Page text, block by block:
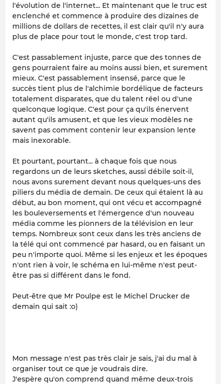
l'évolution de l'internet... Et maintenant que le truc est
enclenché et commence à produire des dizaines de
millions de dollars de recettes, il est clair qu'il n'y aura
plus de place pour tout le monde, c'est trop tard.
C'est passablement injuste, parce que des tonnes de
gens pourraient faire au moins aussi bien, et surement
mieux. C'est passablement insensé, parce que le
succès tient plus de l'alchimie bordélique de facteurs
totalement disparates, que du talent réel ou d'une
quelconque logique. C'est pour ça qu'ils énervent
autant qu'ils amusent, et que les vieux modèles ne
savent pas comment contenir leur expansion lente
mais inexorable.
Et pourtant, pourtant... à chaque fois que nous
regardons un de leurs sketches, aussi débile soit-il,
nous avons surement devant nous quelques-uns des
piliers du média de demain. De ceux qui étaient là au
début, au bon moment, qui ont vécu et accompagné
les bouleversements et l'émergence d'un nouveau
média comme les pionners de la télévision en leur
temps. Nombreux sont ceux dans les très anciens de
la télé qui ont commencé par hasard, ou en faisant un
peu n'importe quoi. Même si les enjeux et les époques
n'ont rien à voir, le schéma en lui-même n'est peut-
être pas si différent dans le fond.
Peut-être que Mr Poulpe est le Michel Drucker de
demain qui sait :o)
Mon message n'est pas très clair je sais, j'ai du mal à
organiser tout ce que je voudrais dire.
J'espère qu'on comprend quand même deux-trois